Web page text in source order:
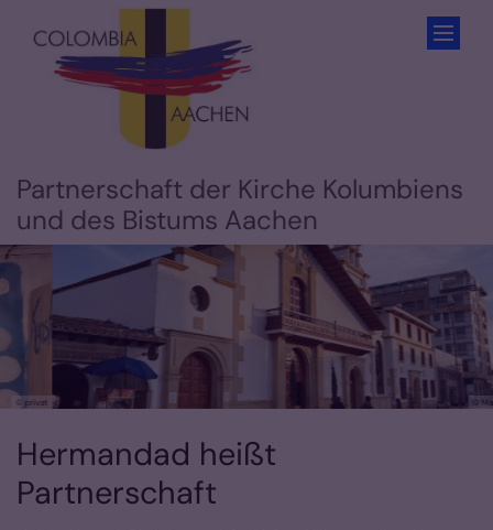
Zum Inhalt springen
Partnerschaft der Kirche Kolumbiens
und des Bistums Aachen
© Markus Offner
Hermandad heißt
Partnerschaft